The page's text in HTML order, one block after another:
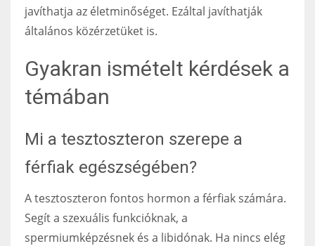
javíthatja az életminőséget. Ezáltal javíthatják
általános közérzetüket is.
Gyakran ismételt kérdések a
témában
Mi a tesztoszteron szerepe a
férfiak egészségében?
A tesztoszteron fontos hormon a férfiak számára.
Segít a szexuális funkcióknak, a
spermiumképzésnek és a libidónak. Ha nincs elég